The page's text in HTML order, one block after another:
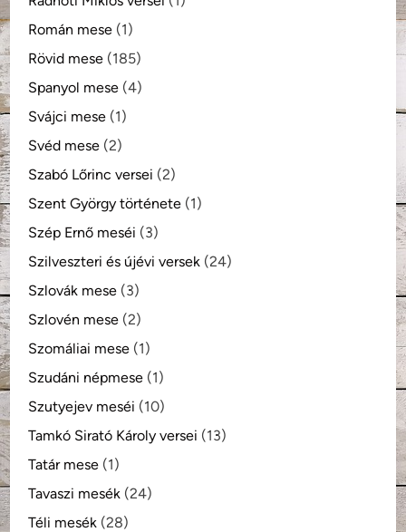
Román mese (1)
Rövid mese (185)
Spanyol mese (4)
Svájci mese (1)
Svéd mese (2)
Szabó Lőrinc versei (2)
Szent György története (1)
Szép Ernő meséi (3)
Szilveszteri és újévi versek (24)
Szlovák mese (3)
Szlovén mese (2)
Szomáliai mese (1)
Szudáni népmese (1)
Szutyejev meséi (10)
Tamkó Sirató Károly versei (13)
Tatár mese (1)
Tavaszi mesék (24)
Téli mesék (28)